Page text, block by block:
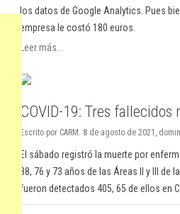
los datos de Google Analytics. Pues
empresa le costó 180 euros.
Leer más...
COVID-19: Tres fallecidos
Escrito por CARM. 8 de agosto de 2021,
El sábado registró la muerte por
88, 76 y 73 años de las Áreas II y III
fueron detectados 405, 65 de ellos en